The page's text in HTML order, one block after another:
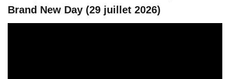
Brand New Day (29 juillet 2026)